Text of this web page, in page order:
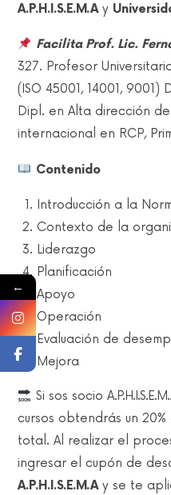
A.P.H.I.S.E.M.Ay
Facilita Prof. Lic.
327. Profesor
(ISO 45001, 14001,
Dipl. en Alta dirección
internacional en RCP,
Contenido
Introducción a la
Contexto de la
Liderazgo
Planificación
Apoyo
Operación
Evaluación de
Mejora
Si sos socio
cursos obtendrás un
total. Al realizar el
ingresar el cupón de
A.P.H.I.S.E.M.Ay se te
←